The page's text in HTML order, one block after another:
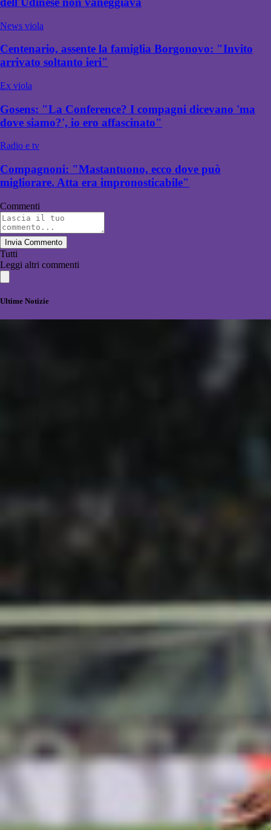
News viola
Centenario, assente la famiglia Borgonovo: "Invito
arrivato soltanto ieri"
Ex viola
Gosens: "La Conference? I compagni dicevano 'ma
dove siamo?', io ero affascinato"
Radio e tv
Compagnoni: "Mastantuono, ecco dove può
migliorare. Atta era impronosticabile"
Commenti
Invia Commento
Tutti
Leggi altri commenti
Ultime Notizie